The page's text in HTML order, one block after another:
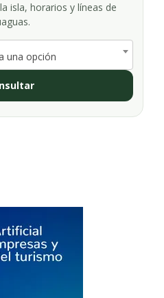
isla, horarios y líneas de
una opción